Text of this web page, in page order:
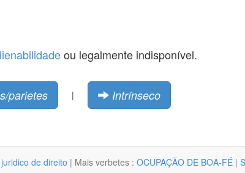
ou legalmente indisponível.
parietes | Intrínseco
de direito | Mais verbetes : OCUPAÇÃO DE BOA-FÉ |